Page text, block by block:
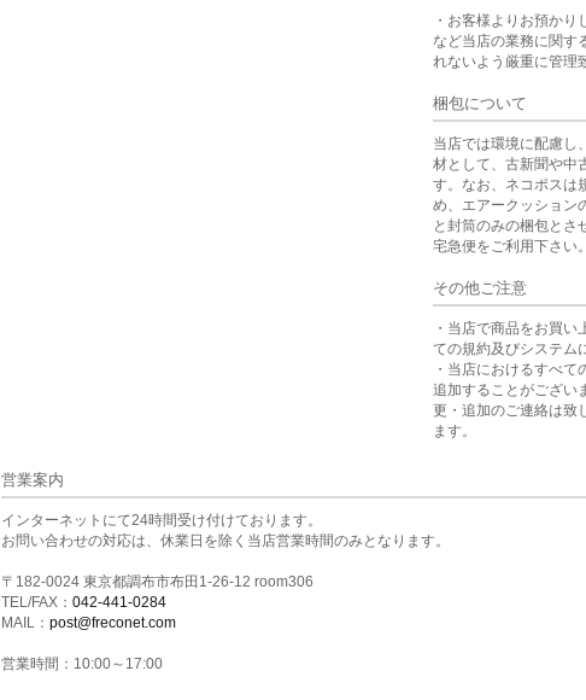
・お客様よりお預か
など当店の業務に関す
れないよう厳重に管理
梱包について
当店では環境に配慮し
材として、古新聞や中
す。なお、ネコポスは
め、エアークッション
と封筒のみの梱包とさ
宅急便をご利用下さい。
その他ご注意
・当店で商品をお買
ての規約及びシステム
・当店におけるすべて
追加することがござい
更・追加のご連絡は致
ます。
営業案内
インターネットにて24時間受け付けております。
お問い合わせの対応は、休業日を除く当店営業時間のみとなります。
〒182-0024 東京都調布市布田1-26-12 room306
TEL/FAX： 042-441-0284
MAIL： post@freconet.com
営業時間：10:00～17:00